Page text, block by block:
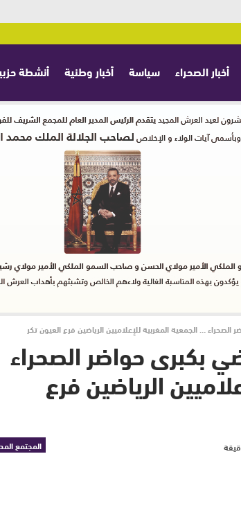
أخبار الصحراء سياسة أخبار وطنية أنشطة
… الجمعية المغربية للإعلاميين الرياضين فرع العيون تكر
بكبرى حواضر الصحراء
الرياضين فرع
المجتمع